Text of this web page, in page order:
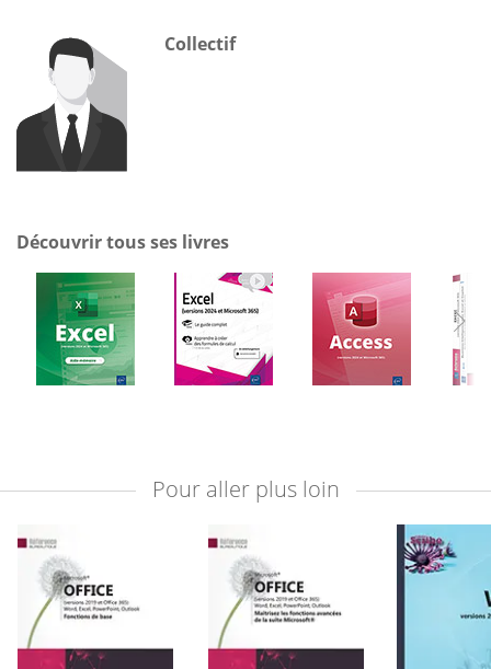
Collectif
Découvrir tous ses livres
Pour aller plus loin